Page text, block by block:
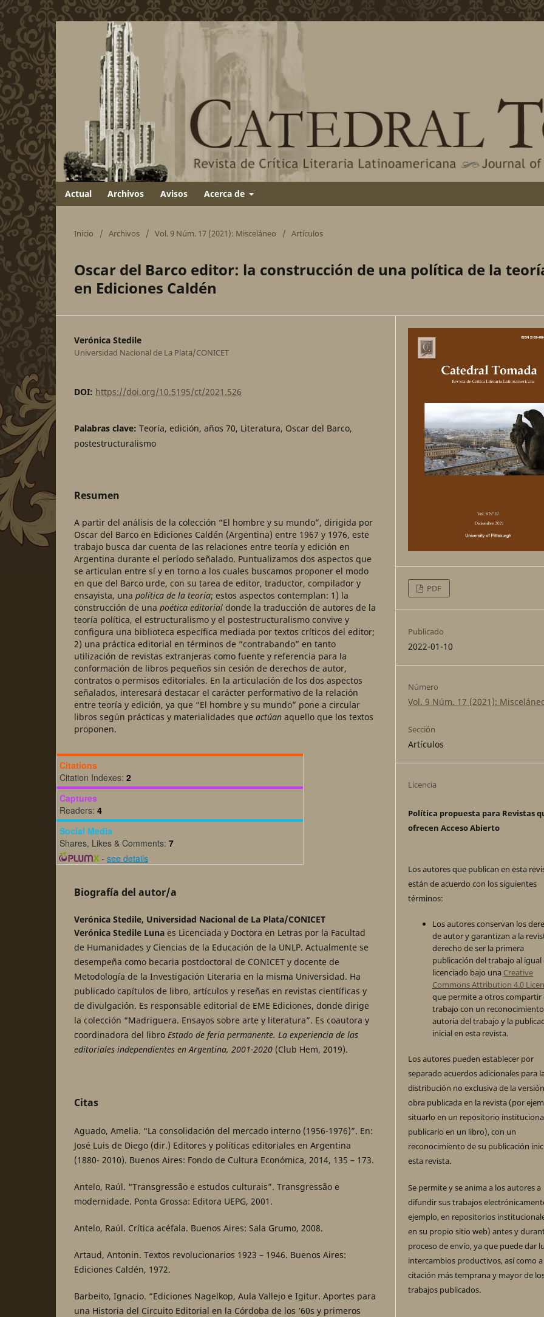
Actual Archivos Avisos Acerca de
Inicio / Archivos / Vol. 9 Núm. 17 (2021): Misceláneo / Artículos
Oscar del Barco editor: la construcción de una política de la
en Ediciones Caldén
Verónica Stedile
Universidad Nacional de La Plata/CONICET
DOI: https://doi.org/10.5195/ct/2021.526
Palabras clave: Teoría, edición, años 70, Literatura, Oscar del Barco,
postestructuralismo
Resumen
A partir del análisis de la colección “El hombre y su mundo”, dirigida por
Oscar del Barco en Ediciones Caldén (Argentina) entre 1967 y 1976, este
trabajo busca dar cuenta de las relaciones entre teoría y edición en
Argentina durante el período señalado. Puntualizamos dos aspectos que
se articulan entre sí y en torno a los cuales buscamos proponer el modo
en que del Barco urde, con su tarea de editor, traductor, compilador y
ensayista, una política de la teoría; estos aspectos contemplan: 1) la
construcción de una poética editorial donde la traducción de autores de la
teoría política, el estructuralismo y el postestructuralismo convive y
configura una biblioteca específica mediada por textos críticos del editor;
2) una práctica editorial en términos de “contrabando” en tanto
utilización de revistas extranjeras como fuente y referencia para la
conformación de libros pequeños sin cesión de derechos de autor,
contratos o permisos editoriales. En la articulación de los dos aspectos
señalados, interesará destacar el carácter performativo de la relación
entre teoría y edición, ya que “El hombre y su mundo” pone a circular
libros según prácticas y materialidades que actúan aquello que los textos
proponen.
Citations
Citation Indexes: 2
Captures
Readers: 4
Social Media
Shares, Likes & Comments: 7
- see details
Biografía del autor/a
Verónica Stedile, Universidad Nacional de La Plata/CONICET
Verónica Stedile Luna es Licenciada y Doctora en Letras por la Facultad
de Humanidades y Ciencias de la Educación de la UNLP. Actualmente se
desempeña como becaria postdoctoral de CONICET y docente de
Metodología de la Investigación Literaria en la misma Universidad. Ha
publicado capítulos de libro, artículos y reseñas en revistas científicas y
de divulgación. Es responsable editorial de EME Ediciones, donde dirige
la colección “Madriguera. Ensayos sobre arte y literatura”. Es coautora y
coordinadora del libro Estado de feria permanente. La experiencia de las
editoriales independientes en Argentina, 2001-2020 (Club Hem, 2019).
Citas
Aguado, Amelia. “La consolidación del mercado interno (1956-1976)”. En:
José Luis de Diego (dir.) Editores y políticas editoriales en Argentina
(1880- 2010). Buenos Aires: Fondo de Cultura Económica, 2014, 135 – 173.
Antelo, Raúl. “Transgressão e estudos culturais”. Transgressão e
modernidade. Ponta Grossa: Editora UEPG, 2001.
Antelo, Raúl. Crítica acéfala. Buenos Aires: Sala Grumo, 2008.
Artaud, Antonin. Textos revolucionarios 1923 – 1946. Buenos Aires:
Ediciones Caldén, 1972.
Barbeito, Ignacio. “Ediciones Nagelkop, Aula Vallejo e Igitur. Aportes para
una Historia del Circuito Editorial en la Córdoba de los ’60s y primeros
PDF
Publicado
2022-01-10
Número
Vol. 9 Núm. 17 (2021):
Sección
Artículos
Licencia
Política propuesta para Revistas
ofrecen Acceso Abierto
Los autores que publican en esta
están de acuerdo con los siguientes
términos:
Los autores conservan los
de autor y garantizan a la
derecho de ser la primera
publicación del trabajo al igual
licenciado bajo una Creative
Commons Attribution 4.0
que permite a otros compartir
trabajo con un
autoría del trabajo y la
inicial en esta revista.
Los autores pueden establecer por
separado acuerdos adicionales para
distribución no exclusiva de la
obra publicada en la revista (por
situarlo en un repositorio
publicarlo en un libro), con un
reconocimiento de su publicación
esta revista.
Se permite y se anima a los autores a
difundir sus trabajos
ejemplo, en repositorios
en su propio sitio web) antes y
proceso de envío, ya que puede dar
intercambios productivos, así como
citación más temprana y mayor de
trabajos publicados.